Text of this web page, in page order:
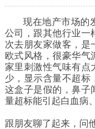
现在地产市场的
公司，跟其他行业一
次去朋友家做客，是
欧式风格，很豪华气
家里刺激性气味有点
少，显示含量不超标
这盒子是假的，鼻子
量超标能引起白血病
跟朋友聊了起来，问